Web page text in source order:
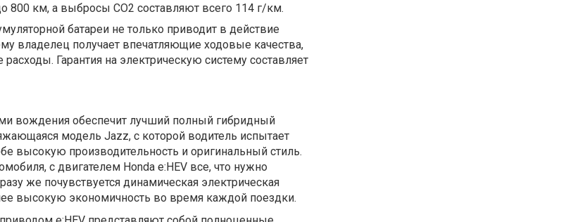
800 км, а выбросы CO2 составляют всего 114 г/км.
батареи не только приводит в действие
владелец получает впечатляющие ходовые качества,
Гарантия на электрическую систему составляет
вождения обеспечит лучший полный гибридный
модель Jazz, с которой водитель испытает
высокую производительность и оригинальный стиль.
с двигателем Honda e:HEV все, что нужно
же почувствуется динамическая электрическая
высокую экономичность во время каждой поездки.